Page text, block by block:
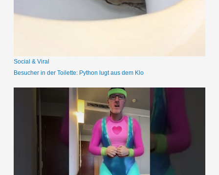
c
Social & Viral
Besucher in der Toilette: Python lugt aus dem Klo